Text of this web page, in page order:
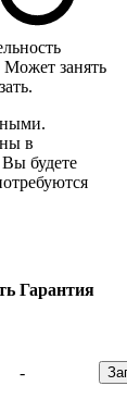
Может занять
в
будете
Гарантия
-